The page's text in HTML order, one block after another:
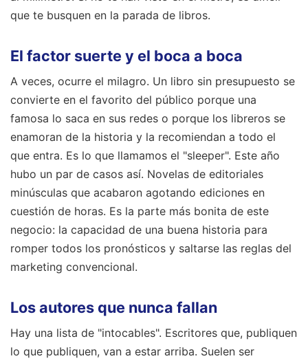
que te busquen en la parada de libros.
El factor suerte y el boca a boca
A veces, ocurre el milagro. Un libro sin presupuesto se
convierte en el favorito del público porque una
famosa lo saca en sus redes o porque los libreros se
enamoran de la historia y la recomiendan a todo el
que entra. Es lo que llamamos el "sleeper". Este año
hubo un par de casos así. Novelas de editoriales
minúsculas que acabaron agotando ediciones en
cuestión de horas. Es la parte más bonita de este
negocio: la capacidad de una buena historia para
romper todos los pronósticos y saltarse las reglas del
marketing convencional.
Los autores que nunca fallan
Hay una lista de "intocables". Escritores que, publiquen
lo que publiquen, van a estar arriba. Suelen ser